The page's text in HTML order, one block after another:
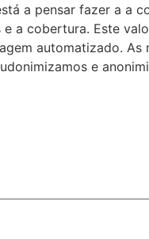
a pensar fazer a a
a cobertura. Este
automatizado. As
e